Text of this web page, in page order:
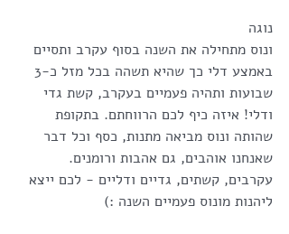
נוגה
ונוס מתחילה את השנה בסוף עקרב ותסיים
שבועות ותהיה פעמיים בעקרב, קשת גדי
ודלי! איזה כיף לכם הרווחתם. בתקופת
שהותה ונוס מביאה מתנות, כסף וכל דבר
שאנחנו אוהבים, גם אהבות ורומנים.
עקרבים, קשתים, גדיים ודליים - לכם ייצא
ליהנות מונוס פעמיים השנה :)